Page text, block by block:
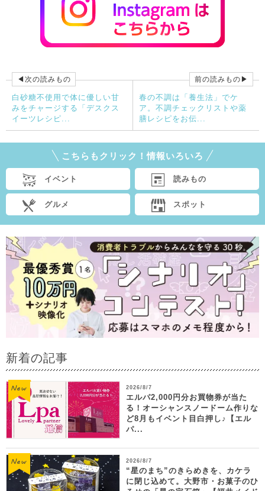
◀次の読みもの
白砂糖不使用で体に優しい甘
みをチャージする「デスクス
イーツレシピ...
前の読みもの▶
春の不調は「養生法」でケ
ア。不調チェックリストや薬
膳レシピをお伝...
こちらもクリック！情報いろいろ
イベント 読みもの
グルメ スポット
新着の記事
2026/8/7
エルパ2,000円分お買物券が当た
る！オーシャンスノードーム作りな
ど8月もイベント目白押し♪【エル
パ...
2026/8/7
“星のまち”のきらめきを、カケラ
に閉じ込めて。大野市・お菓子のひ